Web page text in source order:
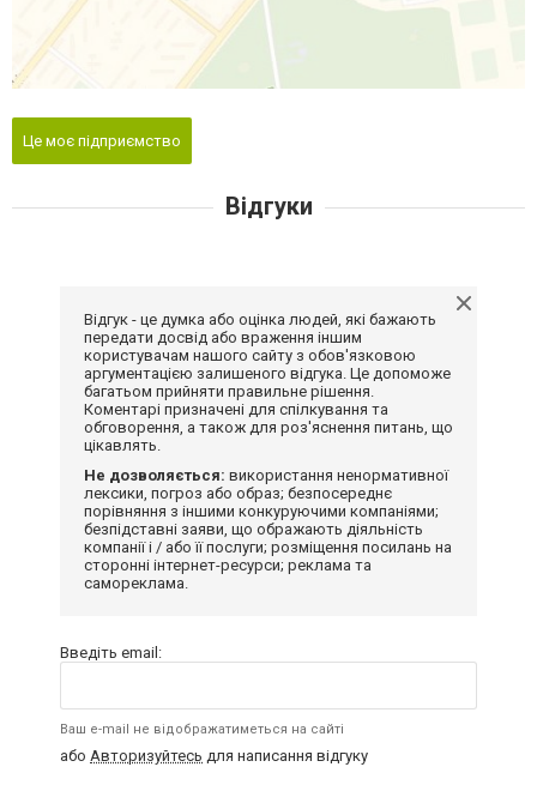
Це моє підприємство
Відгуки
Відгук - це думка або оцінка людей, які бажають
передати досвід або враження іншим
користувачам нашого сайту з обов'язковою
аргументацією залишеного відгука. Це допоможе
багатьом прийняти правильне рішення.
Коментарі призначені для спілкування та
обговорення, а також для роз'яснення питань, що
цікавлять.
Не дозволяється: використання ненормативної
лексики, погроз або образ; безпосереднє
порівняння з іншими конкуруючими компаніями;
безпідставні заяви, що ображають діяльність
компанії і / або її послуги; розміщення посилань на
сторонні інтернет-ресурси; реклама та
самореклама.
Введіть email:
Ваш e-mail не відображатиметься на сайті
або Авторизуйтесь для написання відгуку